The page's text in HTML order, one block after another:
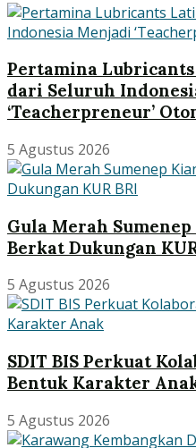
Pertamina
dari Seluruh
‘Teacherpreneur’
5 Agustus 2026
Gula Merah
Berkat Dukungan
5 Agustus 2026
SDIT BIS Perkuat
Bentuk Karakter
5 Agustus 2026